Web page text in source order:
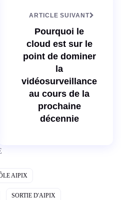
ARTICLE SUIVANT
Pourquoi le
cloud est sur le
point de dominer
la
vidéosurveillance
au cours de la
prochaine
décennie
AIPIX
SORTIE D'AIPIX